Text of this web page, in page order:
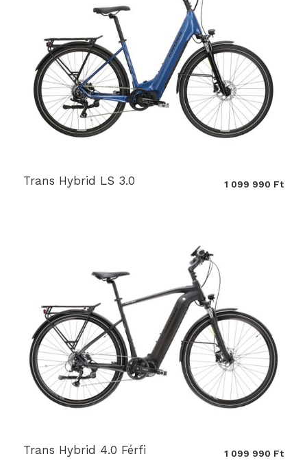
Trans Hybrid LS 3.0 1 099 990 Ft
Trans Hybrid 4.0 Férfi 1 099 990 Ft